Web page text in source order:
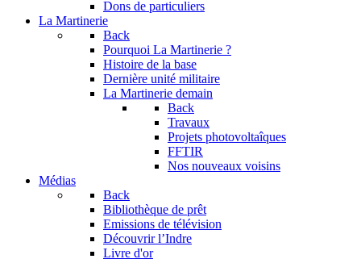
Dons de particuliers
La Martinerie
Back
Pourquoi La Martinerie ?
Histoire de la base
Dernière unité militaire
La Martinerie demain
Back
Travaux
Projets photovoltaîques
FFTIR
Nos nouveaux voisins
Médias
Back
Bibliothèque de prêt
Emissions de télévision
Découvrir l’Indre
Livre d'or